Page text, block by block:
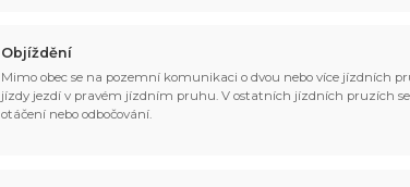
Objíždění
Mimo obec se na pozemní komunikaci o dvou nebo více jízdních
jízdy jezdí v pravém jízdním pruhu. V ostatních jízdních pruzích
otáčení nebo odbočování.